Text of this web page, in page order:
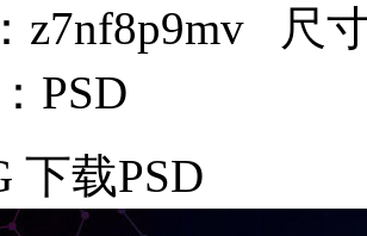
z7nf8p9mv 尺
PSD
下载PSD